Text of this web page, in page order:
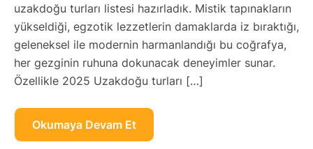
uzakdoğu turları listesi hazırladık. Mistik tapınakların
yükseldiği, egzotik lezzetlerin damaklarda iz bıraktığı,
geleneksel ile modernin harmanlandığı bu coğrafya,
her gezginin ruhuna dokunacak deneyimler sunar.
Özellikle 2025 Uzakdoğu turları […]
Okumaya Devam Et